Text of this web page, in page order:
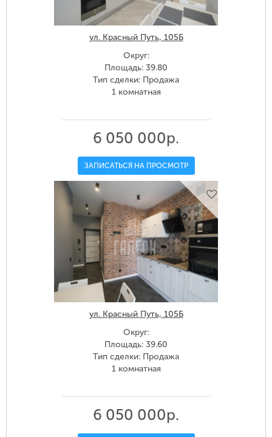
ул. Красный Путь, 105Б
Округ:
Площадь: 39.80
Тип сделки: Продажа
1 комнатная
6 050 000р.
ЗАПИСАТЬСЯ НА ПРОСМОТР
ул. Красный Путь, 105Б
Округ:
Площадь: 39.60
Тип сделки: Продажа
1 комнатная
6 050 000р.